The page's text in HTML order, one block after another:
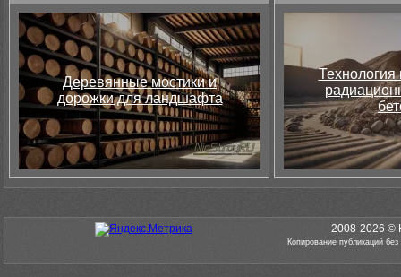
Деревянные мостики и
дорожки для ландшафта
Технология
2008-2026 ©
Копирование публикаций